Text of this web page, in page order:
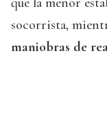
socorrista,
maniobras de